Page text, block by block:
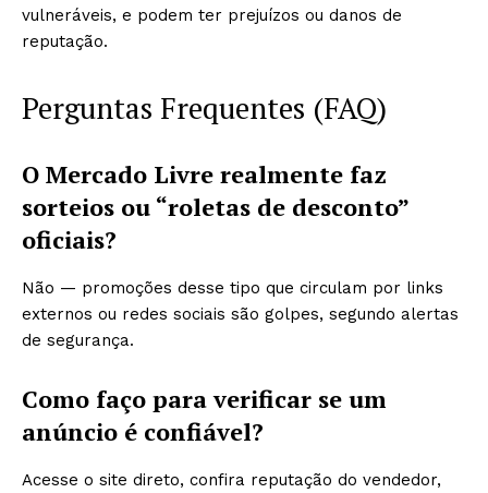
vulneráveis, e podem ter prejuízos ou danos de
reputação.
Perguntas Frequentes (FAQ)
O Mercado Livre realmente faz
sorteios ou “roletas de desconto”
oficiais?
Não — promoções desse tipo que circulam por links
externos ou redes sociais são golpes, segundo alertas
de segurança.
Como faço para verificar se um
anúncio é confiável?
Acesse o site direto, confira reputação do vendedor,